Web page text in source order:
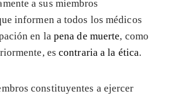
a sus miembros
informen a todos los médicos
en la pena de muerte, como
escontraria a la ética.
constituyentes a ejercer